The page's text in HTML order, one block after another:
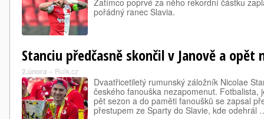
Zatímco poprvé za něho rekordní částku
pořádný ranec Slavia.
Stanciu předčasně skončil v Janově a opět
2.února » Ruik.cz
Dvaatřicetiletý rumunský záložník Nicolae
českého fanouška nezapomenut. Fotbalista,
pět sezon a do paměti fanoušků se zapsal
přestupem ze Sparty do Slavie, kde odehrál